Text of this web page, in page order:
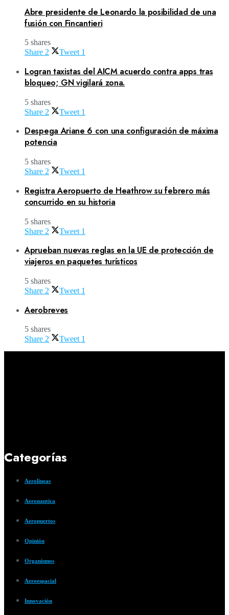
Abre presidente de Leonardo la posibilidad de una
fusión con Fincantieri
5 shares
Share 2 Tweet 1
Logran taxistas del AICM acuerdo contra apps tras
bloqueo; GN vigilará zona.
5 shares
Share 2 Tweet 1
Despega Ariane 6 con una configuración de máxima
potencia
5 shares
Share 2 Tweet 1
Registra Aeropuerto de Heathrow su febrero más
concurrido en su historia
5 shares
Share 2 Tweet 1
Aprueban nuevas reglas en la UE de protección de
viajeros en paquetes turísticos
5 shares
Share 2 Tweet 1
Aerobreves
5 shares
Share 2 Tweet 1
Categorías
Aerolíneas
Aeronautica
Aeropuertos
Opinión
Organismos
Aeroespacial
Innovación